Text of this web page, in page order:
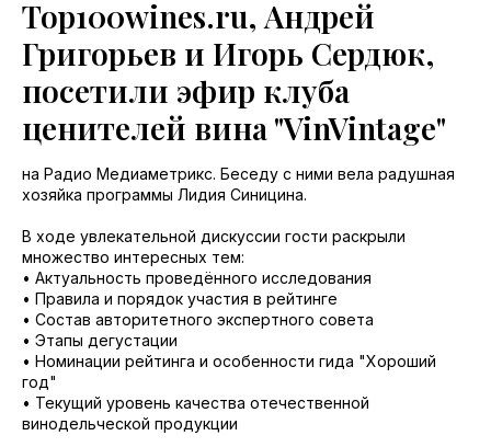
Top100wines.ru, Андрей
Григорьев и Игорь Сердюк,
посетили эфир клуба
ценителей вина "VinVintage"
на Радио Медиаметрикс. Беседу с ними вела радушная
хозяйка программы Лидия Синицина.
В ходе увлекательной дискуссии гости раскрыли
множество интересных тем:
• Актуальность проведённого исследования
• Правила и порядок участия в рейтинге
• Состав авторитетного экспертного совета
• Этапы дегустации
• Номинации рейтинга и особенности гида "Хороший
год"
• Текущий уровень качества отечественной
винодельческой продукции